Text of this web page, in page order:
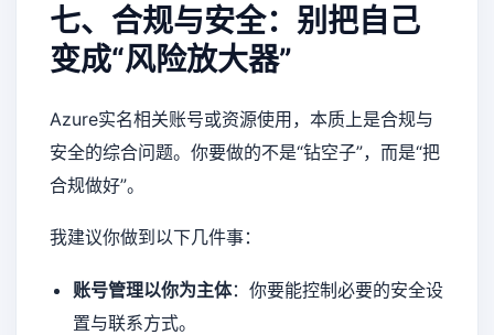
七、合规与安全：别把自己
变成“风险放大器”
Azure实名相关账号或资源使用，本质上是合规与
安全的综合问题。你要做的不是“钻空子”，而是“把
合规做好”。
我建议你做到以下几件事：
账号管理以你为主体：你要能控制必要的安全设
置与联系方式。